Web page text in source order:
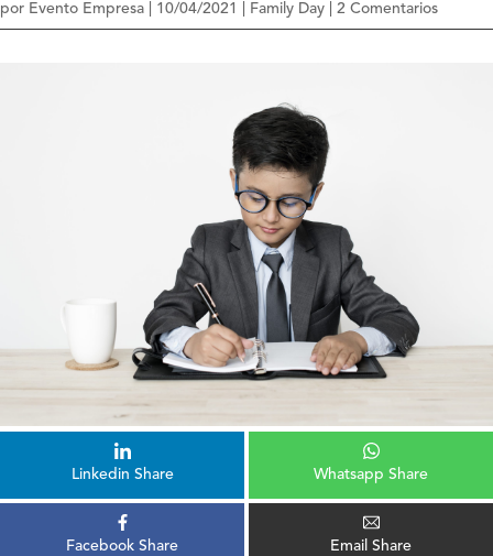
por Evento Empresa 10/04/2021 Family Day 2 Comentarios
Linkedin Share Whatsapp Share
Facebook Share Email Share